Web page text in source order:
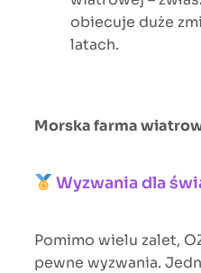
obiecuje duże
latach.
Morska farma
Wyzwania dla
Pomimo wielu zalet,
pewne wyzwania.